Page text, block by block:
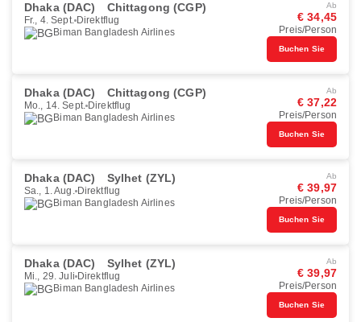
Dhaka (DAC) Chittagong (CGP)
Fr., 4. Sept. Direktflug
Biman Bangladesh Airlines
Ab
€ 34,45
Preis/Person
Buchen Sie
Dhaka (DAC) Chittagong (CGP)
Mo., 14. Sept. Direktflug
Biman Bangladesh Airlines
Ab
€ 37,22
Preis/Person
Buchen Sie
Dhaka (DAC) Sylhet (ZYL)
Sa., 1. Aug. Direktflug
Biman Bangladesh Airlines
Ab
€ 39,97
Preis/Person
Buchen Sie
Dhaka (DAC) Sylhet (ZYL)
Mi., 29. Juli Direktflug
Biman Bangladesh Airlines
Ab
€ 39,97
Preis/Person
Buchen Sie